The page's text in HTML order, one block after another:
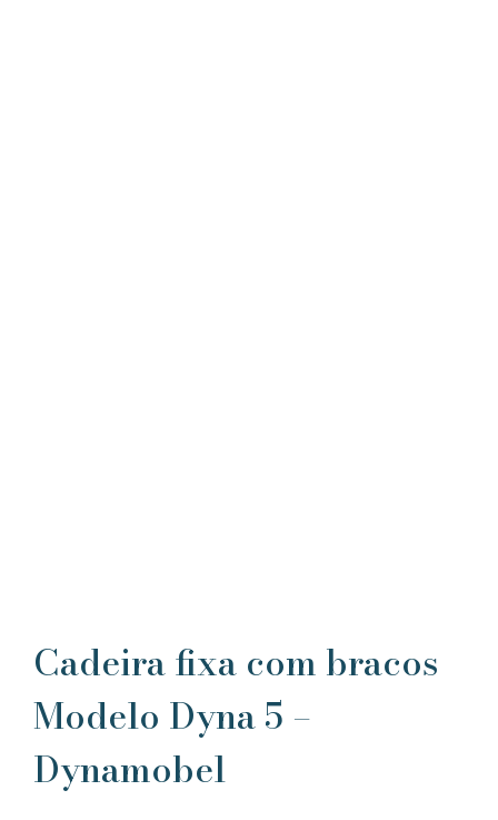
Cadeira fixa com bracos
Modelo Dyna 5 –
Dynamobel